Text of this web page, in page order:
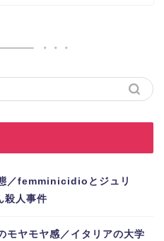
／femminicidioとジュリ
殺人事件
モヤモヤ感／イタリアの大学